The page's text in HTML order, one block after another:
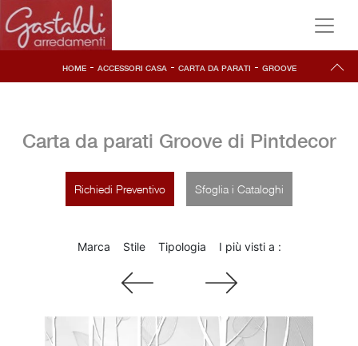
HOME- ACCESSORI CASA- CARTA DA PARATI - GROOVE
Carta da parati Groove di Pintdecor
Richiedi Preventivo Sfoglia i Cataloghi
Marca Stile Tipologia I più visti a :